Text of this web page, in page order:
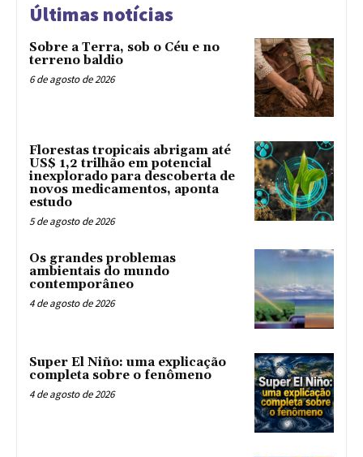
Últimas notícias
Sobre a Terra, sob o Céu e no
terreno baldio
6 de agosto de 2026
Florestas tropicais abrigam até
US$ 1,2 trilhão em potencial
inexplorado para descoberta de
novos medicamentos, aponta
estudo
5 de agosto de 2026
Os grandes problemas
ambientais do mundo
contemporâneo
4 de agosto de 2026
Super El Niño: uma explicação
completa sobre o fenômeno
4 de agosto de 2026